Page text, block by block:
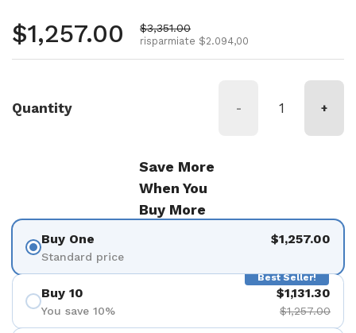
Prezzo normale
$1,257.00 Prezzo di vendita
$3,351.00
risparmiate $2.094,00
Quantity - +
Save More
When You
Buy More
Buy One
Standard price
$1,257.00
Best Seller!
Buy 10
You save 10%
$1,131.30
$1,257.00